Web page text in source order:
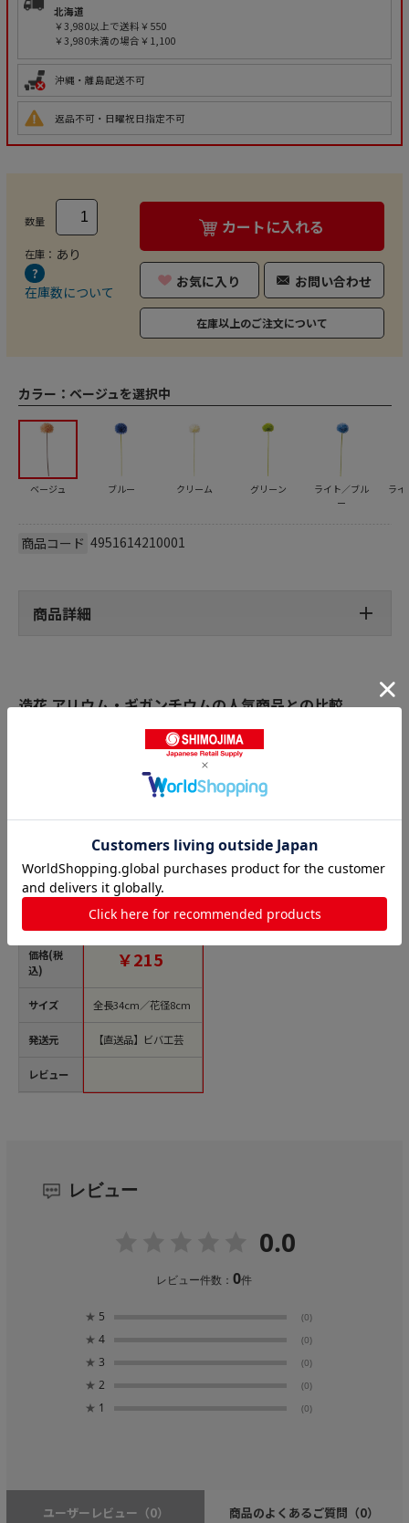
北海道
￥3,980以上で送料￥550
￥3,980未満の場合￥1,100
沖縄・離島配送不可
返品不可・日曜祝日指定不可
数量
在庫： あり
在庫数について
カートに入れる
お気に入り お問い合わせ
在庫以上のご注文について
カラー： ベージュを選択中
ベージュ ブルー クリーム グリーン
ライト／ブル
ー
ラ
商品コード 4951614210001
商品詳細
造花 アリウム・ギガンチウムの人気商品との比較
商品名
価格(税
込)
サイズ
発送元
レビュー
ビバ工芸 造花 ギガ
2100 1本（ご注文単
位1本）【直送品】
￥215
全長34cm／花径8cm
【直送品】ビバ工芸
レビュー
0.0
レビュー件数：0件
★ 5 (0)
★ 4 (0)
★ 3 (0)
★ 2 (0)
★ 1 (0)
ユーザーレビュー （0） 商品のよくあるご質問 （0）